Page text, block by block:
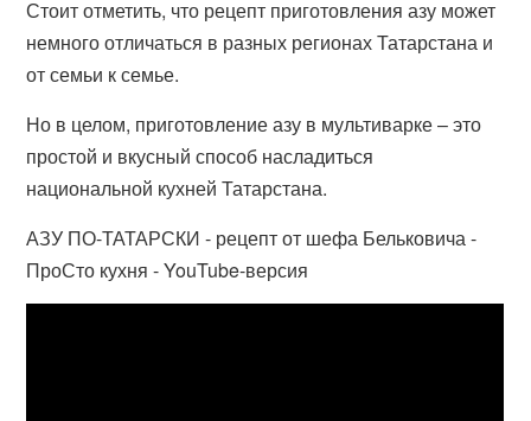
Стоит отметить, что рецепт приготовления азу может
немного отличаться в разных регионах Татарстана и
от семьи к семье.
Но в целом, приготовление азу в мультиварке – это
простой и вкусный способ насладиться
национальной кухней Татарстана.
АЗУ ПО-ТАТАРСКИ - рецепт от шефа Бельковича -
ПроСто кухня - YouTube-версия